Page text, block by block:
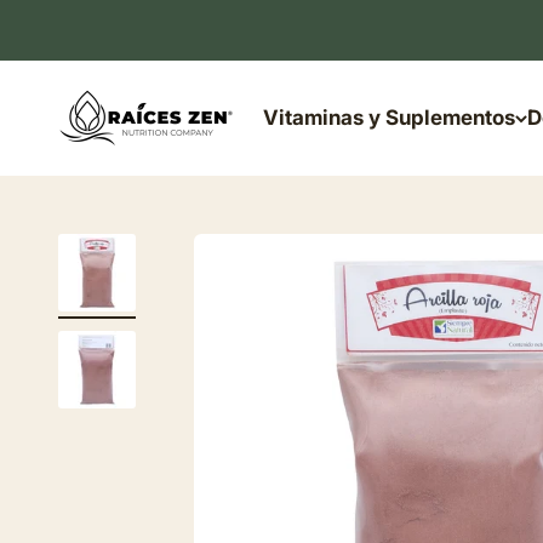
Vitaminas y Suplementos
Raíces Zen